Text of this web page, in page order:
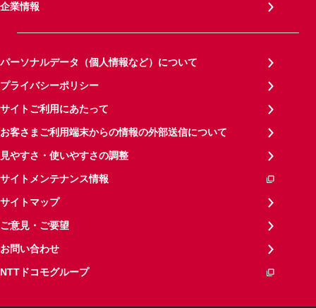
企業情報
パーソナルデータ（個人情報など）について
プライバシーポリシー
サイトご利用にあたって
お客さまご利用端末からの情報の外部送信について
見やすさ・使いやすさの調整
サイトメンテナンス情報
サイトマップ
ご意見・ご要望
お問い合わせ
NTTドコモグループ